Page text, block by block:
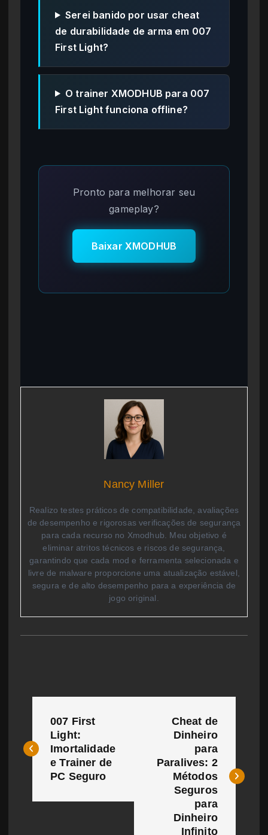
Serei banido por usar cheat
de durabilidade de arma em 007
First Light?
O trainer XMODHUB para 007
First Light funciona offline?
Pronto para melhorar seu
gameplay?
Baixar XMODHUB
Nancy Miller
Realizo testes práticos de compatibilidade, avaliações
de desempenho e rigorosas verificações de segurança
para cada recurso no Xmodhub. Meu objetivo é
eliminar atritos técnicos e riscos de segurança,
garantindo que cada mod e ferramenta selecionada e
livre de malware proporcione uma atualização estável,
segura e de alto desempenho para a experiência de
jogo original.
v
007 First
Light:
Imortalidade
e Trainer de
PC Seguro
Cheat de
Dinheiro
para
Paralives: 2
Métodos
Seguros
para
Dinheiro
Infinito